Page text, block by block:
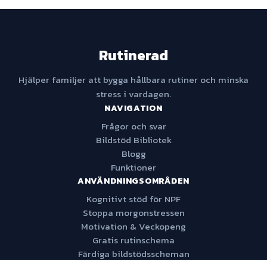
Rutinerad
Hjälper familjer att bygga hållbara rutiner och minska
stress i vardagen.
NAVIGATION
Frågor och svar
Bildstöd Bibliotek
Blogg
Funktioner
ANVÄNDNINGSOMRÅDEN
Kognitivt stöd för NPF
Stoppa morgonstressen
Motivation & Veckopeng
Gratis rutinschema
Färdiga bildstödsscheman